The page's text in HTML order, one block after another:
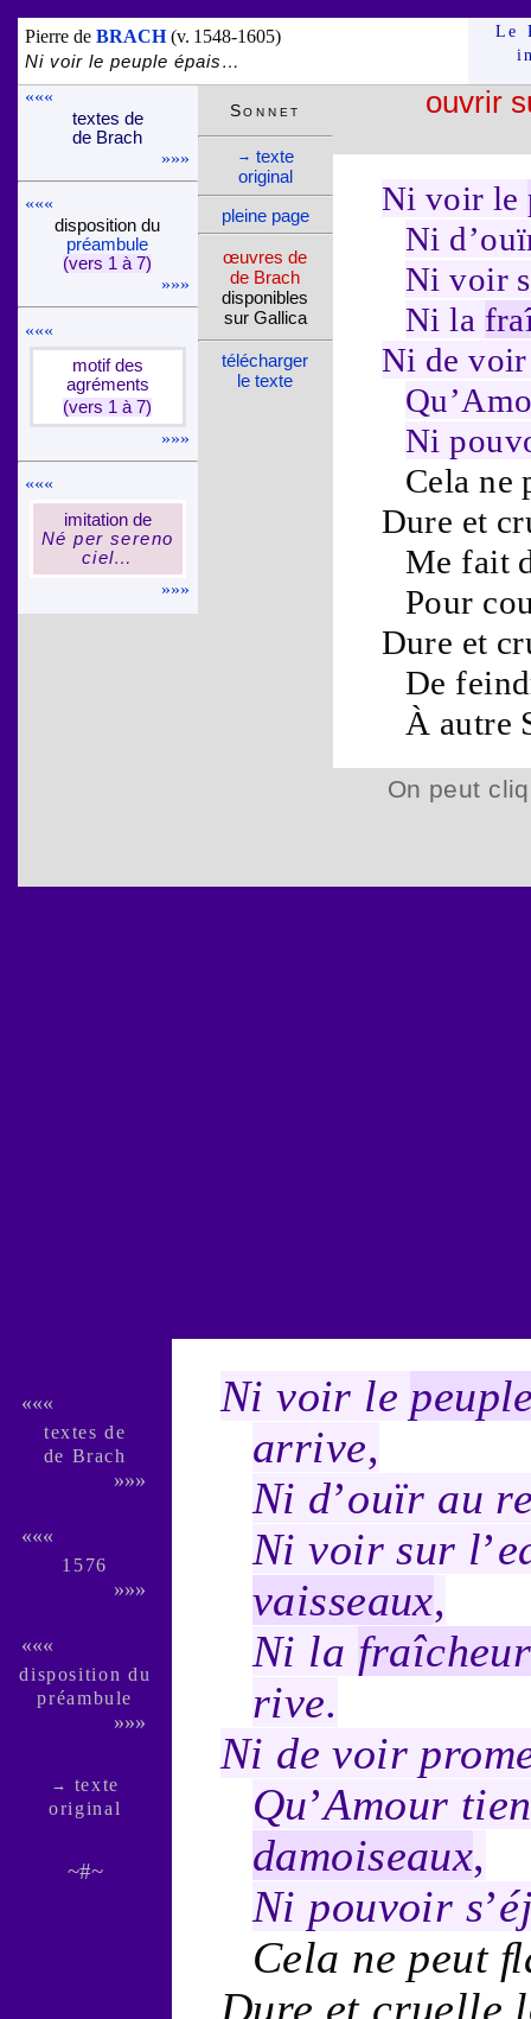
Pierre deBRACH(v. 1548-1605)
Ni voir le peuple épais…
Le
«««
textes de
de Brach
»»»
«««
dispo­si­tion du
pré­am­bule
(vers 1 à 7)
»»»
«««
motif des
agré­ments
(vers 1 à 7)
»»»
«««
imi­ta­tion de
Né per sereno
ciel…
»»»
ouvrir
Ni voir le
Ni
Ni voir
Ni la
Ni de
Qu’
Ni
Cela ne
Dure et
Me fait
Pour
Dure et
De
À autre
On peut
Son­net
→ texte
ori­ginal
pleine page
œuvres de
de Brach
dispo­nibles
sur Gallica
télé­charger
le texte
«««
textes de
de Brach
»»»
«««
1576
»»»
«««
dispo­si­tion du
pré­am­bule
»»»
→ texte
ori­ginal
~#~
Ni voir le
arrive,
Ni d’ouïr au
Ni voir sur l’
vaisseaux,
Ni la fraîcheur
rive.
Ni de voir
Qu’Amour
damoiseaux,
Ni pouvoir s’
Cela ne peut
Dure et cruelle